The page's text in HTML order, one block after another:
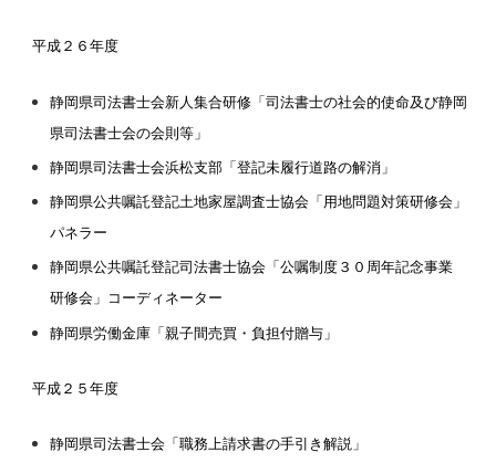
平成２６年度
静岡県司法書士会新人集合研修「司法書士の社会的使命及び静岡
県司法書士会の会則等」
静岡県司法書士会浜松支部「登記未履行道路の解消」
静岡県公共嘱託登記土地家屋調査士協会「用地問題対策研修会」
パネラー
静岡県公共嘱託登記司法書士協会「公嘱制度３０周年記念事業
研修会」コーディネーター
静岡県労働金庫「親子間売買・負担付贈与」
平成２５年度
静岡県司法書士会「職務上請求書の手引き解説」